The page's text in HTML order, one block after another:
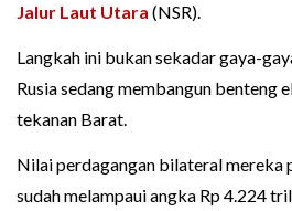
Jalur Laut Utara (NSR).
Langkah ini bukan sekadar gaya-
Rusia sedang membangun benteng
tekanan Barat.
Nilai perdagangan bilateral mereka
sudah melampaui angka Rp 4.224